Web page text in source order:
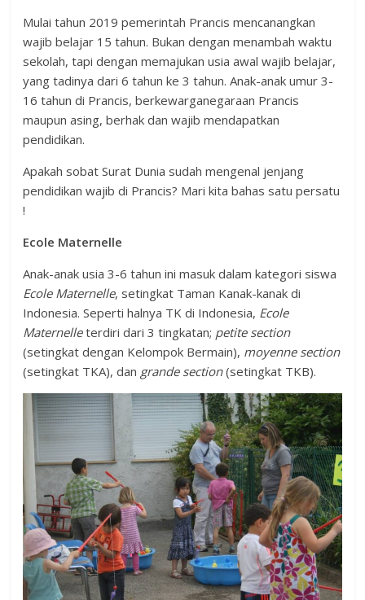
Mulai tahun 2019 pemerintah Prancis mencanangkan
wajib belajar 15 tahun. Bukan dengan menambah waktu
sekolah, tapi dengan memajukan usia awal wajib belajar,
yang tadinya dari 6 tahun ke 3 tahun. Anak-anak umur 3-
16 tahun di Prancis, berkewarganegaraan Prancis
maupun asing, berhak dan wajib mendapatkan
pendidikan.
Apakah sobat Surat Dunia sudah mengenal jenjang
pendidikan wajib di Prancis? Mari kita bahas satu persatu
!
Ecole Maternelle
Anak-anak usia 3-6 tahun ini masuk dalam kategori siswa
Ecole Maternelle, setingkat Taman Kanak-kanak di
Indonesia. Seperti halnya TK di Indonesia, Ecole
Maternelleterdiri dari 3 tingkatan; petite section
(setingkat dengan Kelompok Bermain), moyenne section
(setingkat TKA), dan grande section(setingkat TKB).